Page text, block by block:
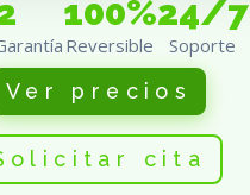
100%
Reversible
24/7
Soporte
Ver precios
cita